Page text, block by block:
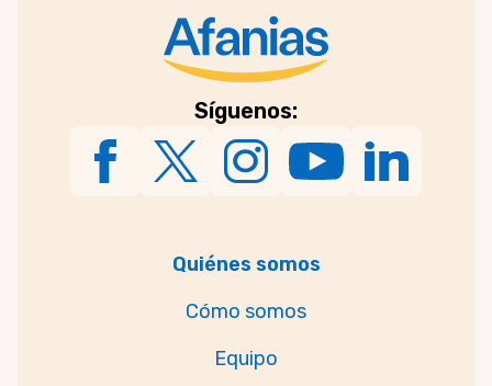
Síguenos:
Quiénes somos
Cómo somos
Equipo